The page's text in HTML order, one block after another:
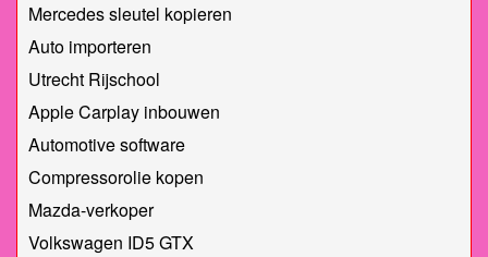
Mercedes sleutel kopieren
Auto importeren
Utrecht Rijschool
Apple Carplay inbouwen
Automotive software
Compressorolie kopen
Mazda-verkoper
Volkswagen ID5 GTX